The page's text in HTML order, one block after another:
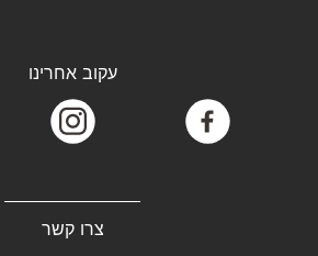
צרו קשר
עקוב אחרינו
facebook
instagram